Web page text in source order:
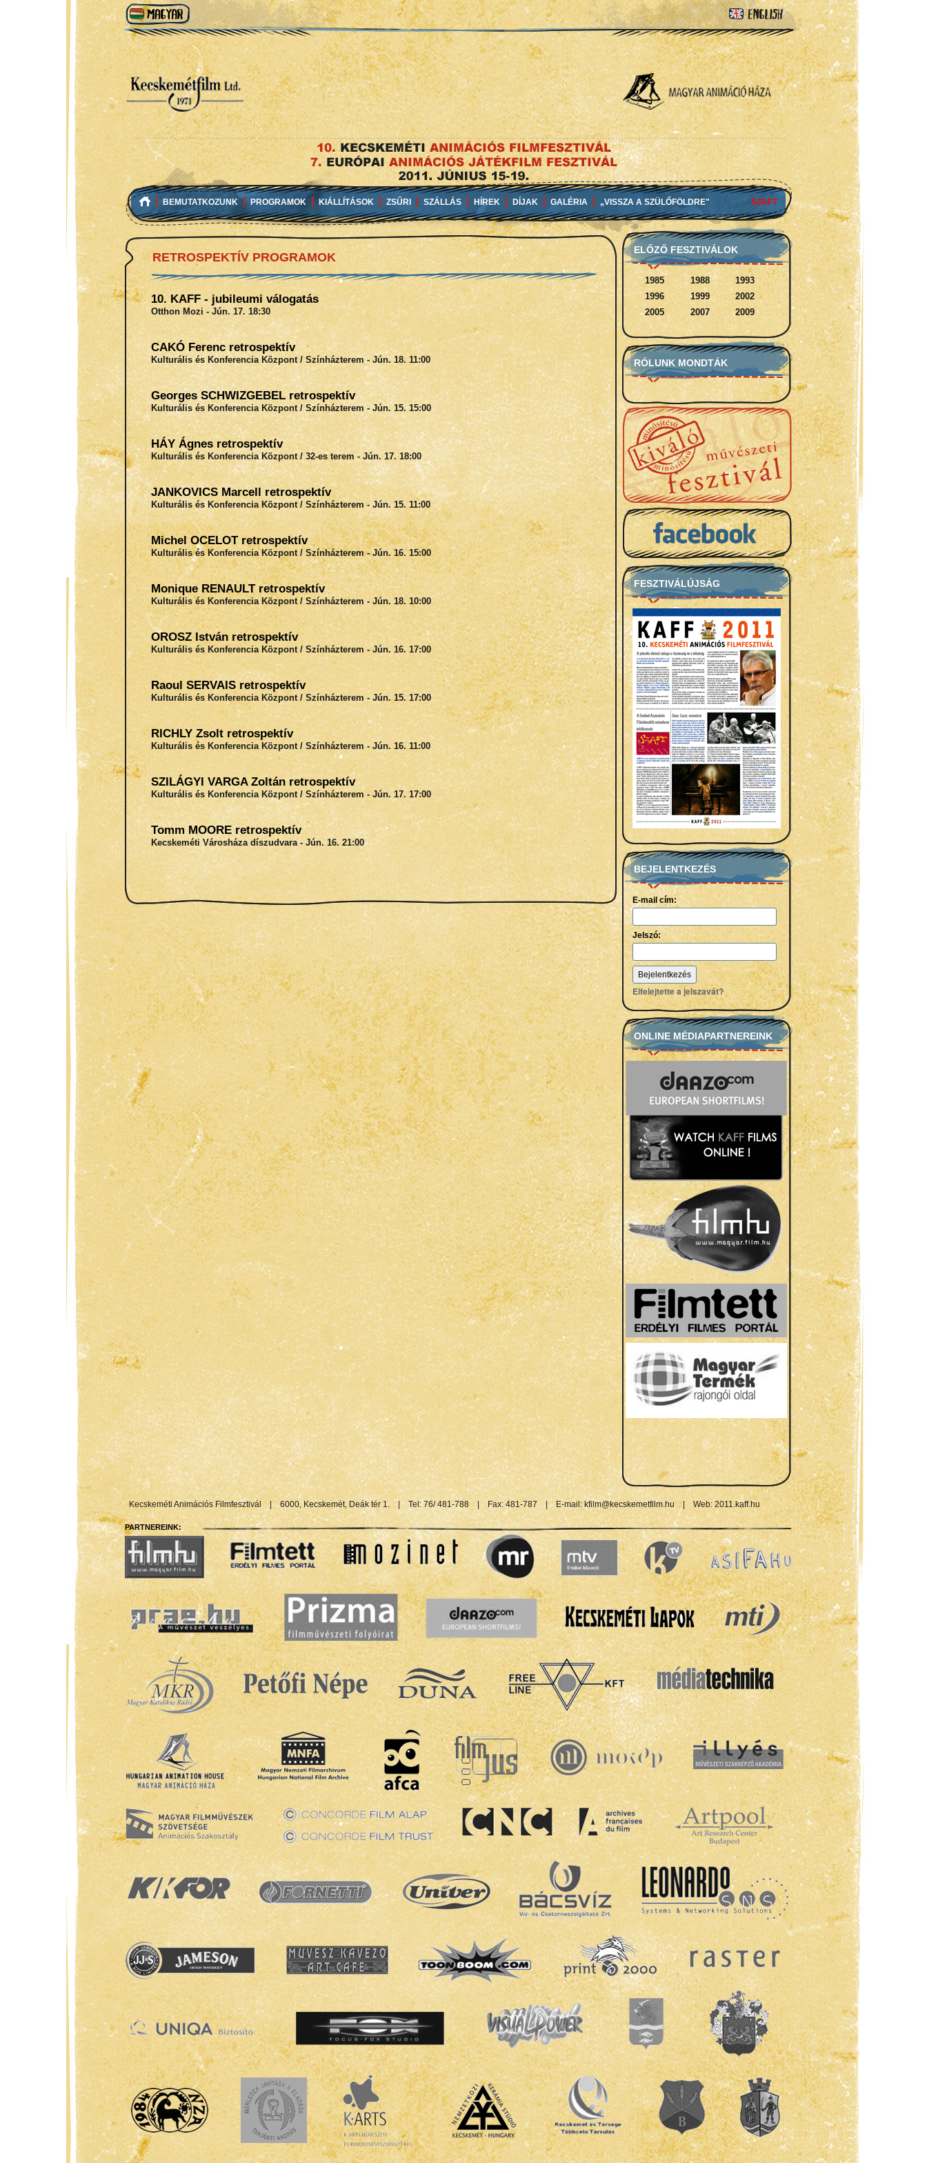
BEMUTATKOZUNK PROGRAMOK KIÁLLÍTÁSOK ZSŰRI SZÁLLÁS HÍREK DÍJAK GALÉRIA „VISSZA A SZÜLŐFÖLDRE" SZAFT
ELŐZŐ FESZTIVÁLOK
1985 1988
1993
1996
1999
2002
2005
2007 2009
RÓLUNK MONDTÁK
FESZTIVÁLÚJSÁG
BEJELENTKEZÉS
E-mail cím:
Jelszó:
Elfelejtette a jelszavát?
ONLINE MÉDIAPARTNEREINK
RETROSPEKTÍV PROGRAMOK
10. KAFF - jubileumi válogatás
Otthon Mozi - Jún. 17. 18:30
CAKÓ Ferenc retrospektív
Kulturális és Konferencia Központ / Színházterem - Jún. 18. 11:00
Georges SCHWIZGEBEL retrospektív
Kulturális és Konferencia Központ / Színházterem - Jún. 15. 15:00
HÁY Ágnes retrospektív
Kulturális és Konferencia Központ / 32-es terem - Jún. 17. 18:00
JANKOVICS Marcell retrospektív
Kulturális és Konferencia Központ / Színházterem - Jún. 15. 11:00
Michel OCELOT retrospektív
Kulturális és Konferencia Központ / Színházterem - Jún. 16. 15:00
Monique RENAULT retrospektív
Kulturális és Konferencia Központ / Színházterem - Jún. 18. 10:00
OROSZ István retrospektív
Kulturális és Konferencia Központ / Színházterem - Jún. 16. 17:00
Raoul SERVAIS retrospektív
Kulturális és Konferencia Központ / Színházterem - Jún. 15. 17:00
RICHLY Zsolt retrospektív
Kulturális és Konferencia Központ / Színházterem - Jún. 16. 11:00
SZILÁGYI VARGA Zoltán retrospektív
Kulturális és Konferencia Központ / Színházterem - Jún. 17. 17:00
Tomm MOORE retrospektív
Kecskeméti Városháza díszudvara - Jún. 16. 21:00
Kecskeméti Animációs Filmfesztivál | 6000, Kecskemét, Deák tér 1. | Tel: 76/ 481-788 Fax: 481-787 | E-mail: kfilm@kecskemetfilm.hu | Web: 2011.kaff.hu
PARTNEREINK: